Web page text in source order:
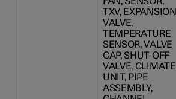
TXV, EXPANSION
VALVE,
TEMPERATURE
SENSOR, VALVE
CAP, SHUT-OFF
VALVE, CLIMATE
UNIT, PIPE
ASSEMBLY,